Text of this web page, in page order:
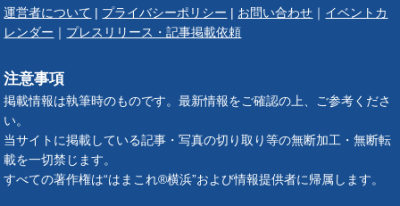
運営者について プライバシーポリシー お問い合わせ
イベントカ
レンダー
プレスリリース・記事掲載依頼
注意事項
掲載情報は執筆時のものです。最新情報をご確認の上、ご参考くださ
い。
当サイトに掲載している記事・写真の切り取り等の無断加工・無断転
載を一切禁じます。
すべての著作権は“はまこれ®横浜”および情報提供者に帰属します。